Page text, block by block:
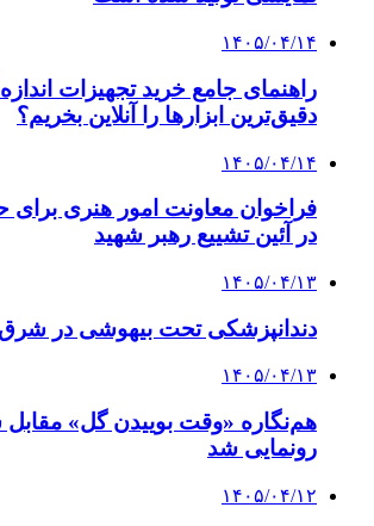
۱۴۰۵/۰۴/۱۴
راهنمای جامع خرید تجهیزات
دقیق‌ترین ابزارها را آنلاین بخریم؟
۱۴۰۵/۰۴/۱۴
فراخوان معاونت امور هنری برای
در آئین تشییع رهبر شهید
۱۴۰۵/۰۴/۱۳
دندانپزشکی تحت بیهوشی در شرق
۱۴۰۵/۰۴/۱۳
هم‌نگاره «وقت بوییدن گل» مقابل
رونمایی شد
۱۴۰۵/۰۴/۱۲